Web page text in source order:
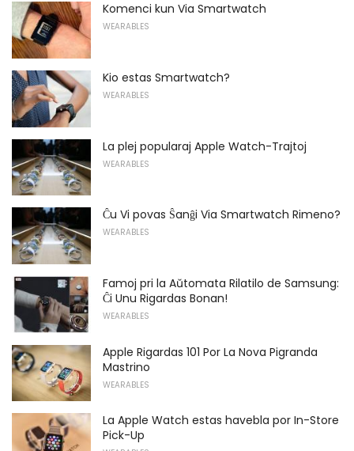
Komenci kun Via Smartwatch
WEARABLES
Kio estas Smartwatch?
WEARABLES
La plej popularaj Apple Watch-Trajtoj
WEARABLES
Ĉu Vi povas Ŝanĝi Via Smartwatch Rimeno?
WEARABLES
Famoj pri la Aŭtomata Rilatilo de Samsung:
Ĉi Unu Rigardas Bonan!
WEARABLES
Apple Rigardas 101 Por La Nova Pigranda
Mastrino
WEARABLES
La Apple Watch estas havebla por In-Store
Pick-Up